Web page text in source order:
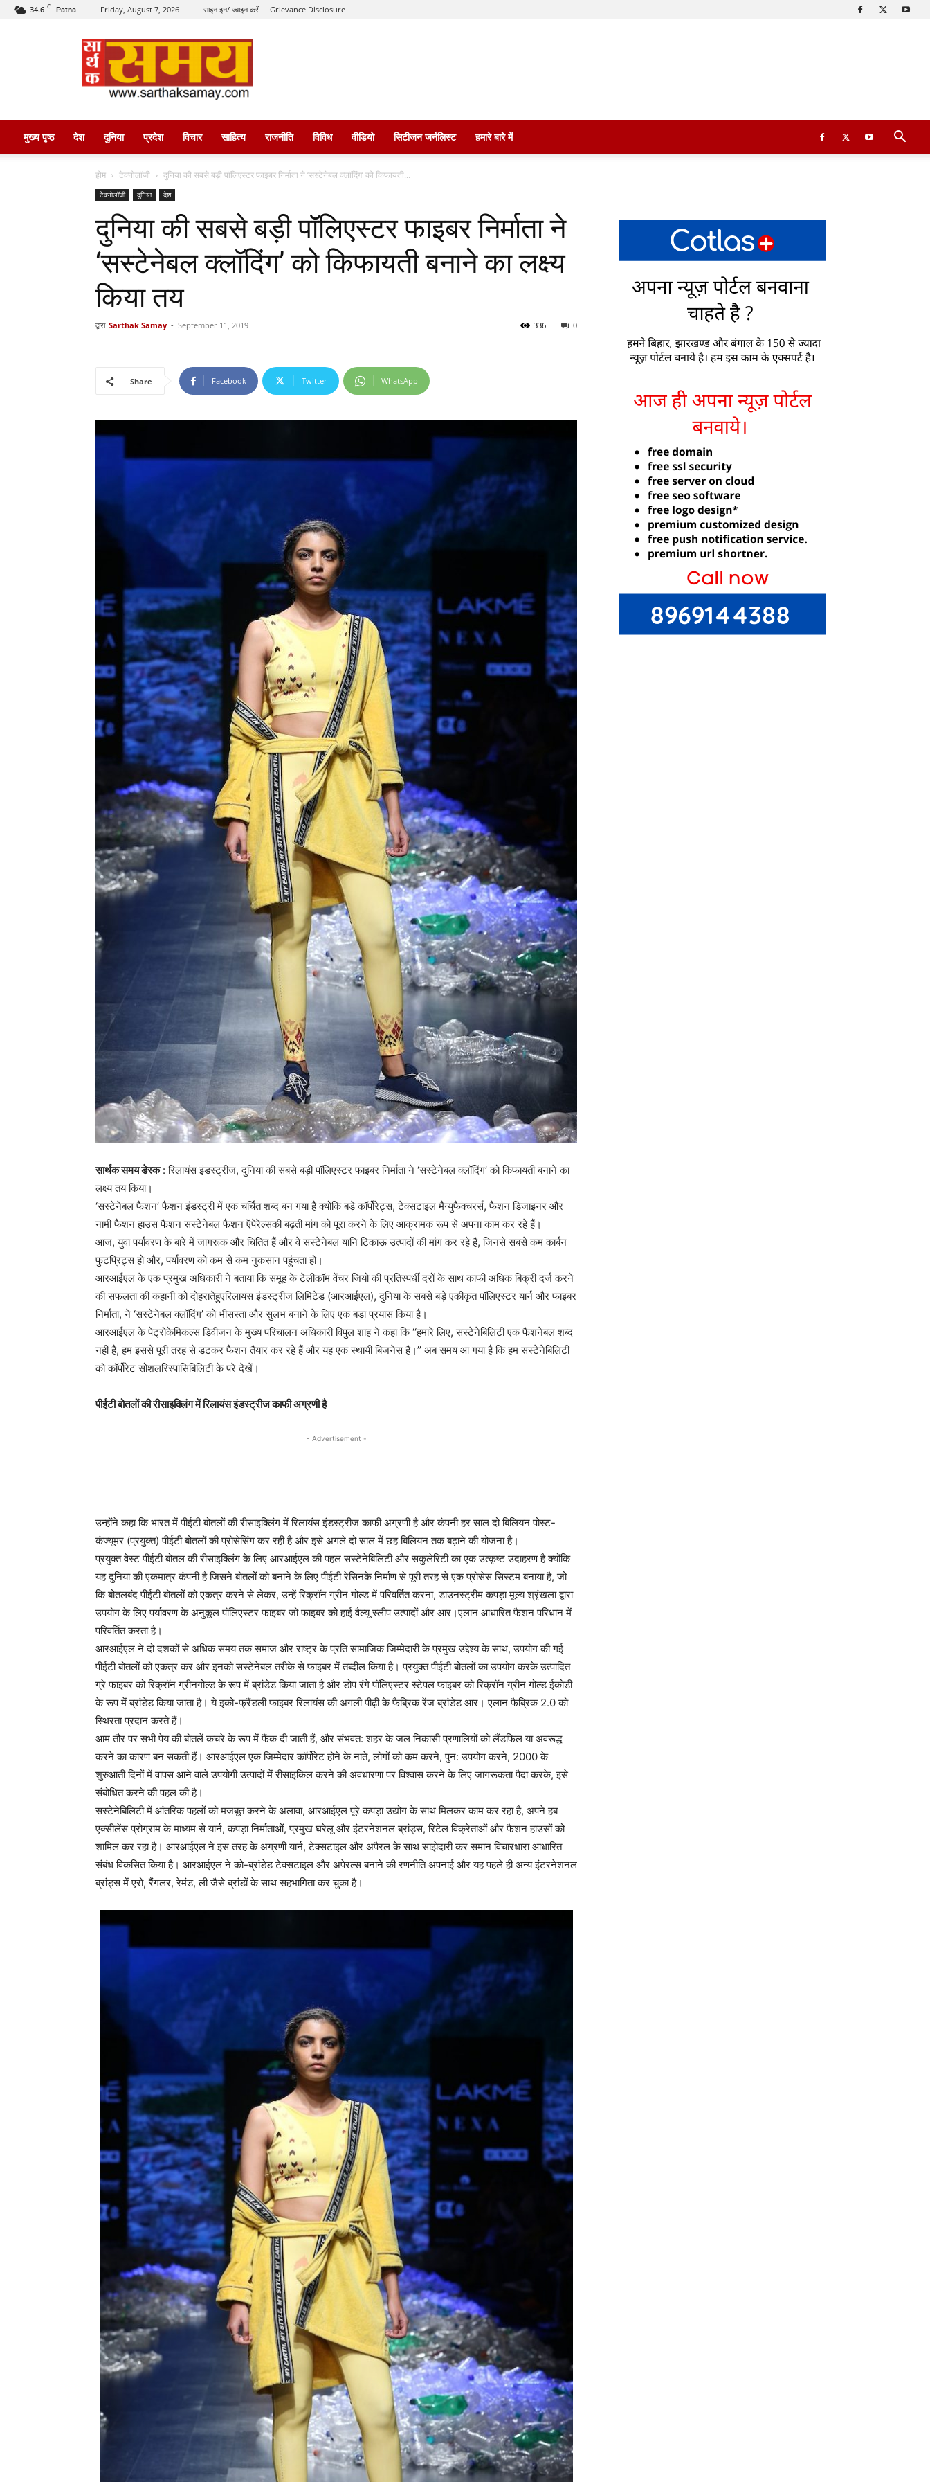
34.6 C Patna Friday, August 7, 2026 साइन इन/ ज्वाइन करें Grievance Disclosure
सार्थक
समय
मुख्य पृष्ठ देश दुनिया प्रदेश विचार साहित्य राजनीति विविध वीडियो सिटीजन जर्नलिस्ट हमारे बारे में
होम टेक्नोलॉजी दुनिया की सबसे बड़ी पॉलिएस्टर फाइबर निर्माता ने ‘सस्टेनेबल क्लॉदिंग’ को किफायती...
टेक्नोलॉजी दुनिया देश
दुनिया की सबसे बड़ी पॉलिएस्टर फाइबर निर्माता ने
‘सस्टेनेबल क्लॉदिंग’ को किफायती बनाने का लक्ष्य
किया तय
द्वारा Sarthak Samay - September 11, 2019 0
336
Share Facebook Twitter WhatsApp
सार्थक समय डेस्क: रिलायंस इंडस्ट्रीज, दुनिया की सबसे बड़ी पॉलिएस्टर फाइबर निर्माता ने ‘सस्टेनेबल क्लॉदिंग’ को किफायती बनाने का
लक्ष्य तय किया।
‘सस्टेनेबल फैशन’ फैशन इंडस्ट्री में एक चर्चित शब्द बन गया है क्योंकि बड़े कॉर्पोरेट्स, टेक्सटाइल मैन्युफैक्चरर्स, फैशन डिजाइनर और
नामी फैशन हाउस फैशन सस्टेनेबल फैशन ऍपेरेल्सकी बढ़ती मांग को पूरा करने के लिए आक्रामक रूप से अपना काम कर रहे हैं।
आज, युवा पर्यावरण के बारे में जागरूक और चिंतित हैं और वे सस्टेनेबल यानि टिकाऊ उत्पादों की मांग कर रहे हैं, जिनसे सबसे कम कार्बन
फुटप्रिंट्स हो और, पर्यावरण को कम से कम नुकसान पहुंचता हो।
आरआईएल के एक प्रमुख अधिकारी ने बताया कि समूह के टेलीकॉम वेंचर जियो की प्रतिस्पर्धी दरों के साथ काफी अधिक बिक्री दर्ज करने
की सफलता की कहानी को दोहरातेहुएरिलायंस इंडस्ट्रीज लिमिटेड (आरआईएल), दुनिया के सबसे बड़े एकीकृत पॉलिएस्टर यार्न और फाइबर
निर्माता, ने ‘सस्टेनेबल क्लॉदिंग’ को भीसस्ता और सुलभ बनाने के लिए एक बड़ा प्रयास किया है।
आरआईएल के पेट्रोकेमिकल्स डिवीजन के मुख्य परिचालन अधिकारी विपुल शाह ने कहा कि ‘‘हमारे लिए, सस्टेनेबिलिटी एक फैशनेबल शब्द
नहीं है, हम इससे पूरी तरह से डटकर फैशन तैयार कर रहे हैं और यह एक स्थायी बिजनेस है।’’ अब समय आ गया है कि हम सस्टेनेबिलिटी
को कॉर्पोरेट सोशलरिस्पांसिबिलिटी के परे देखें।
पीईटी बोतलों की रीसाइक्लिंग में रिलायंस इंडस्ट्रीज काफी अग्रणी है
- Advertisement -
उन्होंने कहा कि भारत में पीईटी बोतलों की रीसाइक्लिंग में रिलायंस इंडस्ट्रीज काफी अग्रणी है और कंपनी हर साल दो बिलियन पोस्ट-
कंज्यूमर (प्रयुक्त) पीईटी बोतलों की प्रोसेसिंग कर रही है और इसे अगले दो साल में छह बिलियन तक बढ़ाने की योजना है।
प्रयुक्त वेस्ट पीईटी बोतल की रीसाइक्लिंग के लिए आरआईएल की पहल सस्टेनेबिलिटी और सकुलेरिटी का एक उत्कृष्ट उदाहरण है क्योंकि
यह दुनिया की एकमात्र कंपनी है जिसने बोतलों को बनाने के लिए पीईटी रेसिनके निर्माण से पूरी तरह से एक प्रोसेस सिस्टम बनाया है, जो
कि बोतलबंद पीईटी बोतलों को एकत्र करने से लेकर, उन्हें रिक्रॉन ग्रीन गोल्ड में परिवर्तित करना, डाउनस्ट्रीम कपड़ा मूल्य श्रृंखला द्वारा
उपयोग के लिए पर्यावरण के अनुकूल पॉलिएस्टर फाइबर जो फाइबर को हाई वैल्यू स्लीप उत्पादों और आर।एलान आधारित फैशन परिधान में
परिवर्तित करता है।
आरआईएल ने दो दशकों से अधिक समय तक समाज और राष्ट्र के प्रति सामाजिक जिम्मेदारी के प्रमुख उद्देश्य के साथ, उपयोग की गई
पीईटी बोतलों को एकत्र कर और इनको सस्टेनेबल तरीके से फाइबर में तब्दील किया है। प्रयुक्त पीईटी बोतलों का उपयोग करके उत्पादित
ग्रे फाइबर को रिक्रॉन ग्रीनगोल्ड के रूप में ब्रांडेड किया जाता है और डोप रंगे पॉलिएस्टर स्टेपल फाइबर को रिक्रॉन ग्रीन गोल्ड ईकोडी
के रूप में ब्रांडेड किया जाता है। ये इको-फ्रैंडली फाइबर रिलायंस की अगली पीढ़ी के फैब्रिक रेंज ब्रांडेड आर। एलान फैब्रिक 2.0 को
स्थिरता प्रदान करते हैं।
आम तौर पर सभी पेय की बोतलें कचरे के रूप में फैंक दी जाती हैं, और संभवत: शहर के जल निकासी प्रणालियों को लैंडफिल या अवरूद्ध
करने का कारण बन सकती हैं। आरआईएल एक जिम्मेदार कॉर्पोरेट होने के नाते, लोगों को कम करने, पुन: उपयोग करने, 2000 के
शुरुआती दिनों में वापस आने वाले उपयोगी उत्पादों में रीसाइकिल करने की अवधारणा पर विश्वास करने के लिए जागरूकता पैदा करके, इसे
संबोधित करने की पहल की है।
सस्टेनेबिलिटी में आंतरिक पहलों को मजबूत करने के अलावा, आरआईएल पूरे कपड़ा उद्योग के साथ मिलकर काम कर रहा है, अपने हब
एक्सीलेंस प्रोग्राम के माध्यम से यार्न, कपड़ा निर्माताओं, प्रमुख घरेलू और इंटरनेशनल ब्रांड्स, रिटेल विक्रेताओं और फैशन हाउसों को
शामिल कर रहा है। आरआईएल ने इस तरह के अग्रणी यार्न, टेक्सटाइल और अपैरल के साथ साझेदारी कर समान विचारधारा आधारित
संबंध विकसित किया है। आरआईएल ने को-ब्रांडेड टेक्सटाइल और अपेरल्स बनाने की रणनीति अपनाई और यह पहले ही अन्य इंटरनेशनल
ब्रांड्स में एरो, रैंगलर, रेमंड, ली जैसे ब्रांडों के साथ सहभागिता कर चुका है।